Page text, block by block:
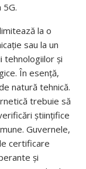
la o
sau la un
tehnologiilor și
În esență,
natură tehnică.
trebuie să
științifice
Guvernele,
certificare
și